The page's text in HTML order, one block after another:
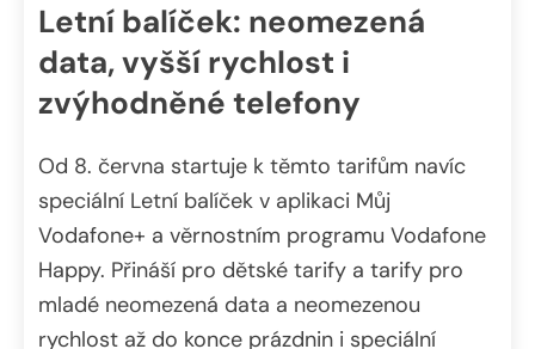
Letní balíček: neomezená
data, vyšší rychlost i
zvýhodněné telefony
Od 8. června startuje k těmto tarifům navíc
speciální Letní balíček v aplikaci Můj
Vodafone+ a věrnostním programu Vodafone
Happy. Přináší pro dětské tarify a tarify pro
mladé neomezená data a neomezenou
rychlost až do konce prázdnin i speciální